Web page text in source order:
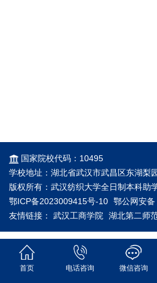
国家院校代码：10495
学校地址：湖北省武汉市武昌区东湖梨
版权所有：武汉纺织大学全日制本科助
鄂ICP备2023009415号-10 鄂公网安
友情链接：
武汉工商学院 湖北第二师
武汉工程大学 江汉大学 武汉东湖学院
首页 电话咨询 微信咨询